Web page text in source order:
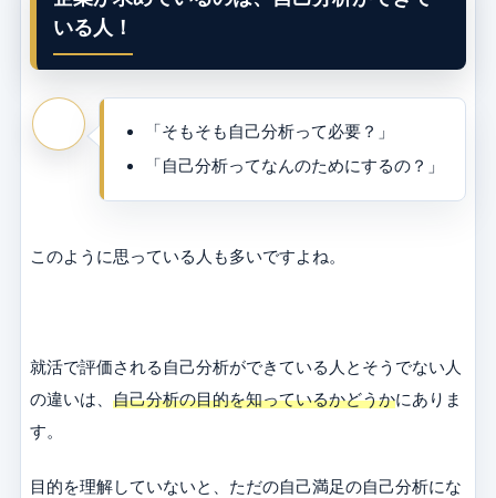
いる人！
「そもそも自己分析って必要？」
「自己分析ってなんのためにするの？」
このように思っている人も多いですよね。
就活で評価される自己分析ができている人とそうでない人
の違いは、 自己分析の目的を知っているかどうかにありま
す。
目的を理解していないと、ただの自己満足の自己分析にな